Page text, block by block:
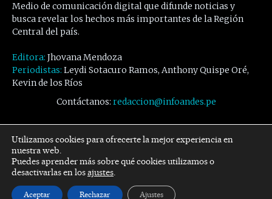
Medio de comunicación digital que difunde noticias y
busca revelar los hechos más importantes de la Región
Central del país.
Editora: Jhovana Mendoza
Periodistas: Leydi Sotacuro Ramos, Anthony Quispe Oré,
Kevin de los Ríos
Contáctanos: redaccion@infoandes.pe
Síguenos
Facebook Twitter Youtube
Utilizamos cookies para ofrecerte la mejor experiencia en
nuestra web.
Puedes aprender más sobre qué cookies utilizamos o
desactivarlas en losajustes.
Aceptar Rechazar Ajustes